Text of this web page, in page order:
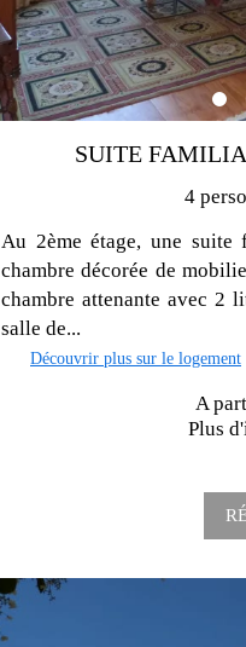
SUITE
4
Au 2ème étage, une suite
chambre décorée de
chambre attenante avec 2
salle de...
Découvrir plus sur le logement
A
Plus